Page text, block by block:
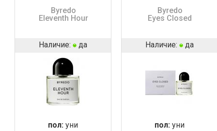
Byredo
Eleventh Hour
Наличие: да
пол: уни
Byredo
Eyes Closed
Наличие: да
пол: уни